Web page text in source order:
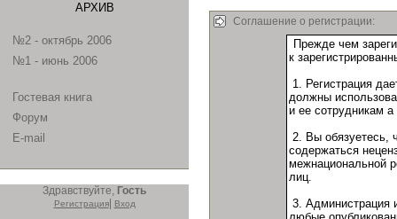
АРХИВ
№2 - октябрь 2006
№1 - июнь 2006
Гостевая книга
Форум
E-mail
Здравствуйте, Гость
Регистрация| Вход
Соглашение о регистрации: